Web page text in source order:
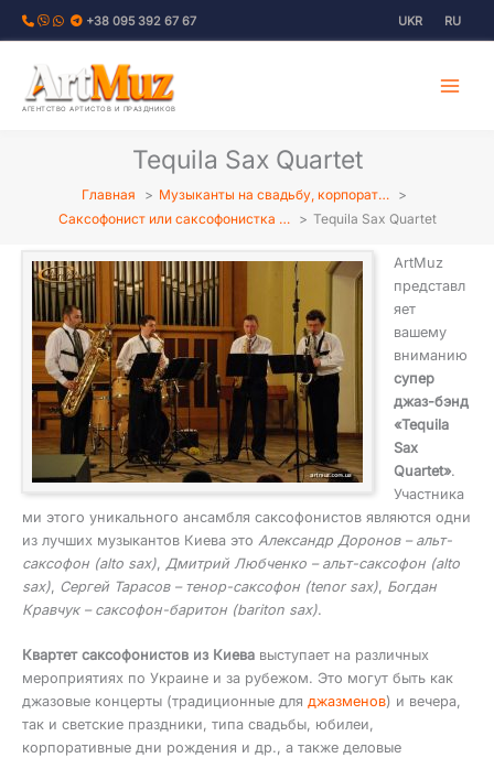
Перейти
+38 095 392 67 67 UKR RU
АГЕНТСТВО АРТИСТОВ И ПРАЗДНИКОВ
Tequila Sax Quartet
Главная
Музыканты на свадьбу, корпорат…
Саксофонист или саксофонистка …
Tequila Sax Quartet
ArtMuz
представл
яет
вашему
вниманию
супер
джаз-бэнд
«Tequila
Sax
Quartet».
Участника
ми этого уникального ансамбля саксофонистов являются одни
из лучших музыкантов Киева это Александр Доронов – альт-
саксофон (alto sax), Дмитрий Любченко – альт-саксофон (alto
sax), Сергей Тарасов – тенор-саксофон (tenor sax), Богдан
Кравчук – саксофон-баритон (bariton sax).
Квартет саксофонистов из Киева выступает на различных
мероприятиях по Украине и за рубежом. Это могут быть как
джазовые концерты (традиционные для джазменов) и вечера,
так и светские праздники, типа свадьбы, юбилеи,
корпоративные дни рождения и др., а также деловые